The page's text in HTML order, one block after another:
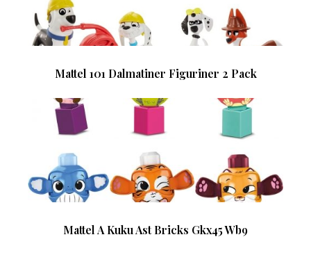
Mattel 101 Dalmatiner Figuriner 2 Pack
Mattel A Kuku Ast Bricks Gkx45 Wb9